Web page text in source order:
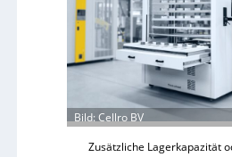
o
r
j
a
h
r
c
h
e
r
Ü
b
Bild: Cellro BV
Zusätzliche Lagerkapazität